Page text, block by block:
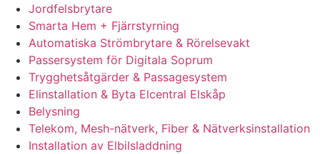
Jordfelsbrytare
Smarta Hem + Fjärrstyrning
Automatiska Strömbrytare & Rörelsevakt
Passersystem för Digitala Soprum
Trygghetsåtgärder & Passagesystem
Elinstallation & Byta Elcentral Elskåp
Belysning
Telekom, Mesh-nätverk, Fiber & Nätverksinstallation
Installation av Elbilsladdning